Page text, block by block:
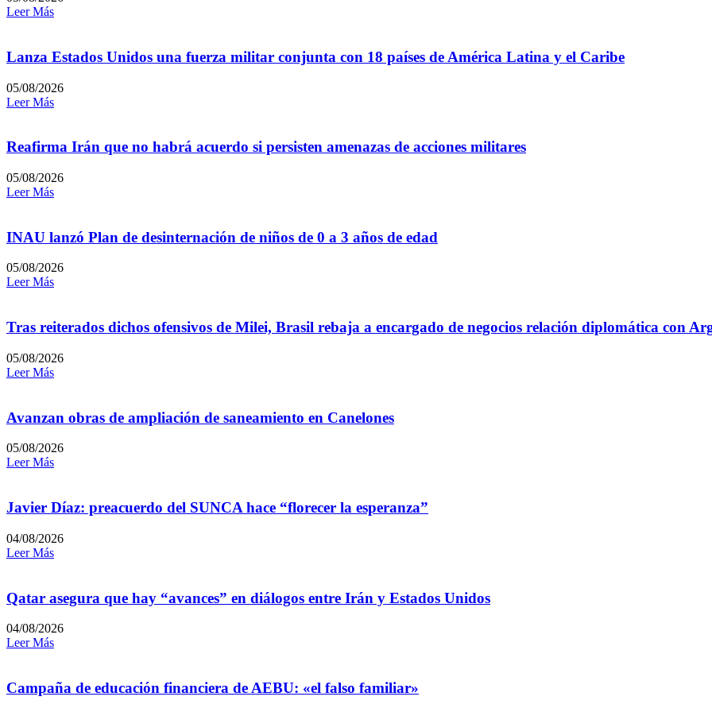
Leer Más
Lanza Estados Unidos una fuerza militar conjunta con 18 países de América Latina y el Caribe
05/08/2026
Leer Más
Reafirma Irán que no habrá acuerdo si persisten amenazas de acciones militares
05/08/2026
Leer Más
INAU lanzó Plan de desinternación de niños de 0 a 3 años de edad
05/08/2026
Leer Más
Tras reiterados dichos ofensivos de Milei, Brasil rebaja a encargado de negocios relación diplomática con
05/08/2026
Leer Más
Avanzan obras de ampliación de saneamiento en Canelones
05/08/2026
Leer Más
Javier Díaz: preacuerdo del SUNCA hace “florecer la esperanza”
04/08/2026
Leer Más
Qatar asegura que hay “avances” en diálogos entre Irán y Estados Unidos
04/08/2026
Leer Más
Campaña de educación financiera de AEBU: «el falso familiar»